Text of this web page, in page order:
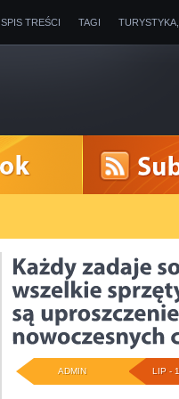
SPIS TREŚCI TAGI
LIP -
ADMIN